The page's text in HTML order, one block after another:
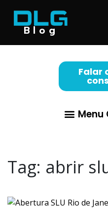
Blog
Falar
Menu
Tag: abrir